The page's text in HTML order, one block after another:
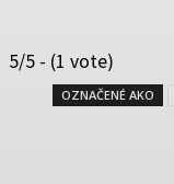
5/5 - (1 vote)
OZNAČENÉ AKO